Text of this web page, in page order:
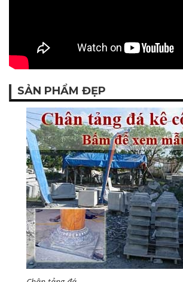
SẢN PHẨM ĐẸP